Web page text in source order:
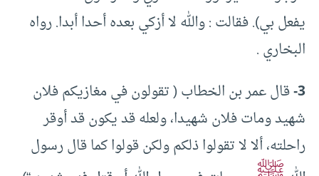
يفعل بي). فقالت : والله لا أزكي بعده أحدا أبدا. رواه
البخاري .
3- قال عمر بن الخطاب ( تقولون في مغازيكم فلان
شهيد ومات فلان شهيدا، ولعله قد يكون قد أوقر
راحلته، ألا لا تقولوا ذلكم ولكن قولوا كما قال رسول